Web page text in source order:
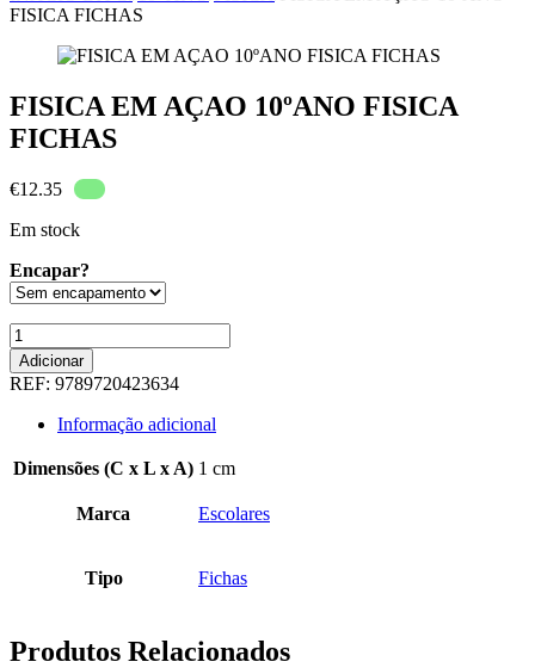
FISICA FICHAS
FISICA EM AÇAO 10ºANO FISICA
FICHAS
€12.35
Em stock
Encapar?
Quantidade
de
FISICA
EM
AÇAO
10ºANO
FISICA
Adicionar
REF: 9789720423634
Informação adicional
Dimensões (C x L x A) 1 cm
Marca Escolares
Tipo Fichas
Produtos Relacionados